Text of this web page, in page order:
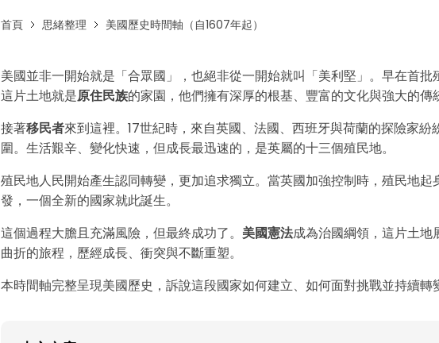
首頁 思緒整理 美國歷史時間軸（自1607年起）
美國並非一開始就是「合眾國」，也絕非從一開始就叫「美利堅」。早在首批
這片土地就是原住民族的家園，他們擁有深厚的根基、豐富的文化與強大的傳
接著移民者來到這裡。17世紀時，來自英國、法國、西班牙與荷蘭的探險家紛
圍。生活艱辛、變化快速，但成長最迅速的，是英屬的十三個殖民地。
殖民地人民開始產生認同轉變，更加追求獨立。當英國加強控制時，殖民地起
發，一個全新的國家就此誕生。
這個過程大膽且充滿風險，但最終成功了。 美國憲法成為治國綱領，這片土地
曲折的旅程，歷經成長、衝突與不斷重塑。
本時間軸完整呈現美國歷史，訴說這段國家如何建立、如何面對挑戰並持續轉